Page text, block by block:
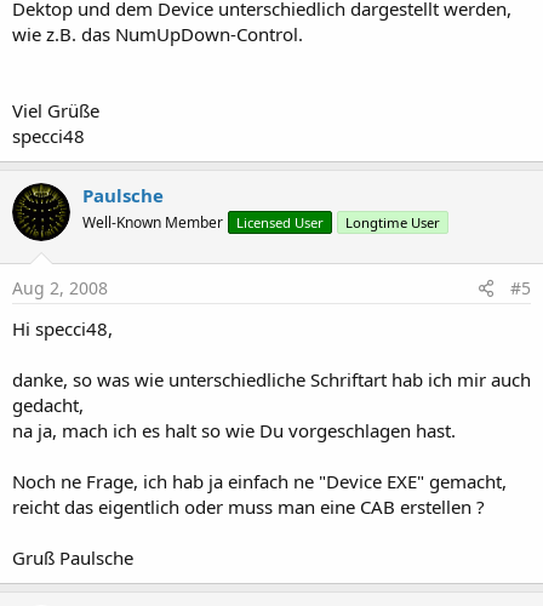
Dektop und dem Device unterschiedlich dargestellt werden,
wie z.B. das NumUpDown-Control.
Viel Grüße
specci48
Paulsche
Well-Known Member Licensed User Longtime User
Aug 2, 2008 #5
Hi specci48,
danke, so was wie unterschiedliche Schriftart hab ich mir auch
gedacht,
na ja, mach ich es halt so wie Du vorgeschlagen hast.
Noch ne Frage, ich hab ja einfach ne "Device EXE" gemacht,
reicht das eigentlich oder muss man eine CAB erstellen ?
Gruß Paulsche